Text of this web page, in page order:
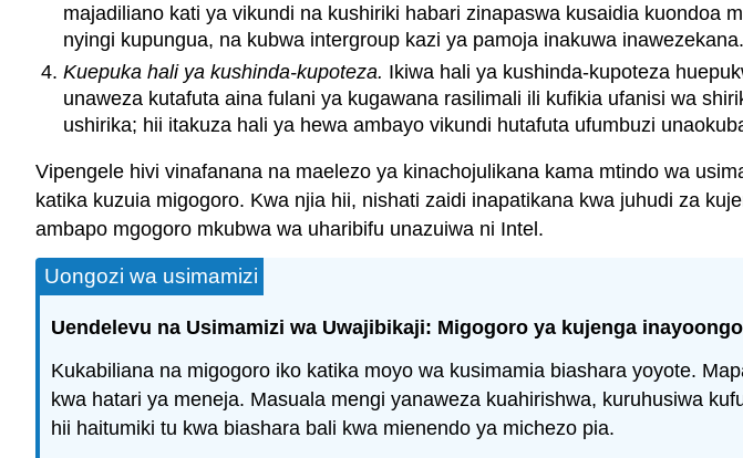
majadiliano kati ya vikundi na kushiriki habari zinapaswa kusaidia kuondoa
nyingi kupungua, na kubwa intergroup kazi ya pamoja inakuwa inawezekana.
Kuepuka hali ya kushinda-kupoteza. Ikiwa hali ya kushinda-kupoteza
unaweza kutafuta aina fulani ya kugawana rasilimali ili kufikia ufanisi wa
ushirika; hii itakuza hali ya hewa ambayo vikundi hutafuta ufumbuzi
Vipengele hivi vinafanana na maelezo ya kinachojulikana kama mtindo wa
katika kuzuia migogoro. Kwa njia hii, nishati zaidi inapatikana kwa juhudi za
ambapo mgogoro mkubwa wa uharibifu unazuiwa ni Intel.
Uongozi wa usimamizi
Uendelevu na Usimamizi wa Uwajibikaji: Migogoro ya kujenga
Kukabiliana na migogoro iko katika moyo wa kusimamia biashara yoyote.
kwa hatari ya meneja. Masuala mengi yanaweza kuahirishwa, kuruhusiwa
hii haitumiki tu kwa biashara bali kwa mienendo ya michezo pia.